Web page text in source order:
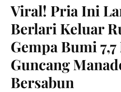
Viral! Pria Ini
Berlari Keluar
Gempa Bumi
Guncang
Bersabun